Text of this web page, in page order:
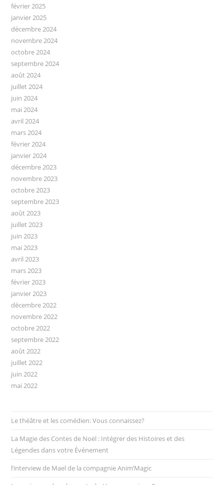
février 2025
janvier 2025
décembre 2024
novembre 2024
octobre 2024
septembre 2024
août 2024
juillet 2024
juin 2024
mai 2024
avril 2024
mars 2024
février 2024
janvier 2024
décembre 2023
novembre 2023
octobre 2023
septembre 2023
août 2023
juillet 2023
juin 2023
mai 2023
avril 2023
mars 2023
février 2023
janvier 2023
décembre 2022
novembre 2022
octobre 2022
septembre 2022
août 2022
juillet 2022
juin 2022
mai 2022
Le théâtre et les comédien: Vous connaissez?
La Magie des Contes de Noël : Intégrer des Histoires et des
Légendes dans votre Événement
l’interview de Mael de la compagnie Anim’Magic